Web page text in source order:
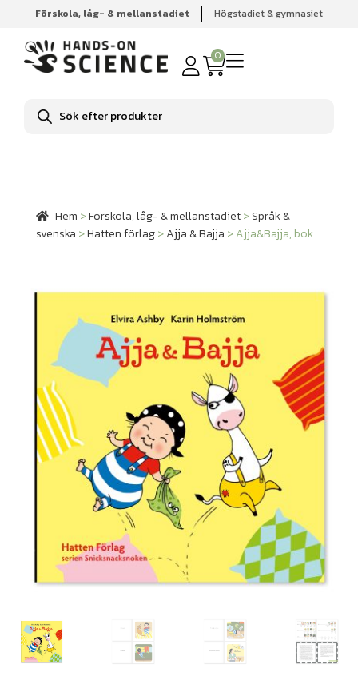
Förskola, låg- & mellanstadiet Högstadiet & gymnasiet
0
Produktsökning
Hem Förskola, låg- & mellanstadiet
Språk & svenska
Hatten förlag
Ajja & Bajja
Hem >Förskola, låg- & mellanstadiet>Språk &
svenska >Hatten förlag>Ajja & Bajja >Ajja&Bajja, bok